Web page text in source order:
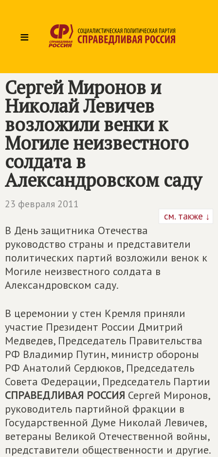
≡
Сергей Миронов и
Николай Левичев
возложили венки к
Могиле неизвестного
солдата в
Александровском саду
23 февраля 2011
см. также ↓
В День защитника Отечества
руководство страны и представители
политических партий возложили венок к
Могиле неизвестного солдата в
Александровском саду.
В церемонии у стен Кремля приняли
участие Президент России Дмитрий
Медведев, Председатель Правительства
РФ Владимир Путин, министр обороны
РФ Анатолий Сердюков, Председатель
Совета Федерации, Председатель Партии
СПРАВЕДЛИВАЯ РОССИЯ Сергей Миронов,
руководитель партийной фракции в
Государственной Думе Николай Левичев,
ветераны Великой Отечественной войны,
представители общественности и другие.